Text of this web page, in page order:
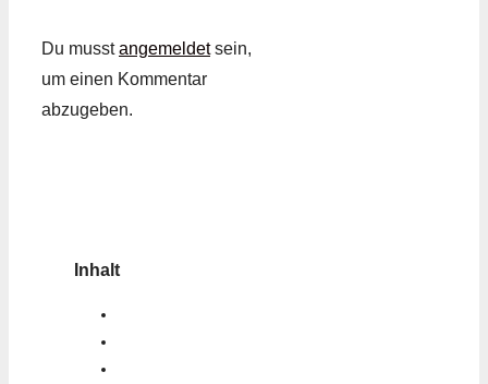
Du musstangemeldetsein,
um einen Kommentar
abzugeben.
Inhalt